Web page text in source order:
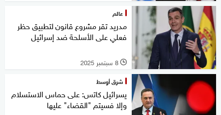
عالم
مدريد تقر مشروع قانون لتطبيق حظر
فعلي على الأسلحة ضد إسرائيل
l 8 سبتمبر 2025
شرق أوسط
يسرائيل كاتس: على حماس الاستسلام
وإلا فسيتم "القضاء" عليها